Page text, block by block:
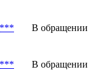
*** В обращении
*** В обращении